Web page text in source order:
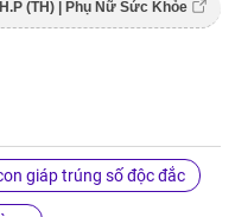
H.P (TH) | Phụ Nữ Sức Khỏe
giáp trúng số độc đắc